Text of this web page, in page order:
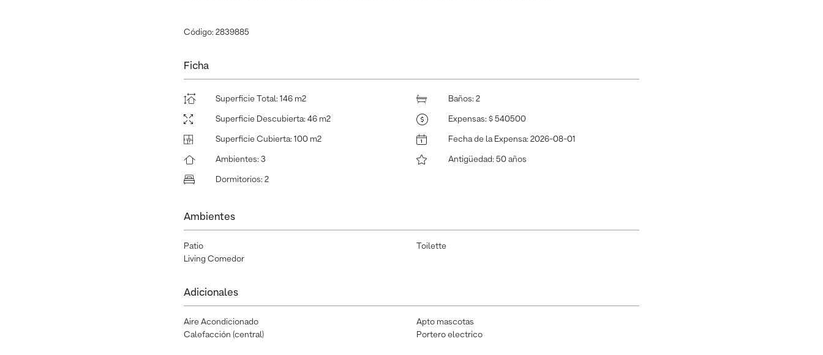
Código: 2839885
Ficha
Superficie Total: 146 m2
Superficie Descubierta: 46 m2
Superficie Cubierta: 100 m2
Ambientes: 3
Dormitorios: 2
Baños: 2
Expensas: $ 540500
Fecha de la Expensa: 2026-08-01
Antigüedad: 50 años
Ambientes
Patio
Living Comedor
Toilette
Adicionales
Aire Acondicionado
Calefacción (central)
Apto mascotas
Portero electrico